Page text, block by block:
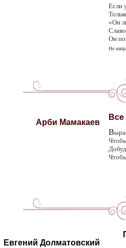
Если
«Он
Он
Не
Арби Мамакаев
В
Евгений Долматовский